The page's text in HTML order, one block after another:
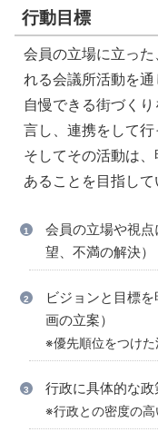
行動目標
会員の立場に立っ
れる会議所活動を
自慢できる街づく
言し、連携をして行
そしてその活動は
あることを目指して
会員の立場や視
望、不満の解決）
ビジョンと目標
画の立案）
※優先順位をつけ
行政に具体的な
※行政との密度の高